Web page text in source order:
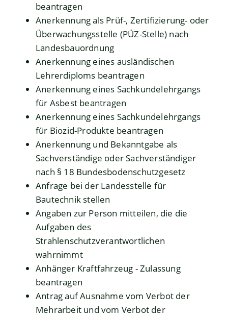
beantragen
Anerkennung als Prüf-, Zertifizierung- oder
Überwachungsstelle (PÜZ-Stelle) nach
Landesbauordnung
Anerkennung eines ausländischen
Lehrerdiploms beantragen
Anerkennung eines Sachkundelehrgangs
für Asbest beantragen
Anerkennung eines Sachkundelehrgangs
für Biozid-Produkte beantragen
Anerkennung und Bekanntgabe als
Sachverständige oder Sachverständiger
nach § 18 Bundesbodenschutzgesetz
Anfrage bei der Landesstelle für
Bautechnik stellen
Angaben zur Person mitteilen, die die
Aufgaben des
Strahlenschutzverantwortlichen
wahrnimmt
Anhänger Kraftfahrzeug - Zulassung
beantragen
Antrag auf Ausnahme vom Verbot der
Mehrarbeit und vom Verbot der